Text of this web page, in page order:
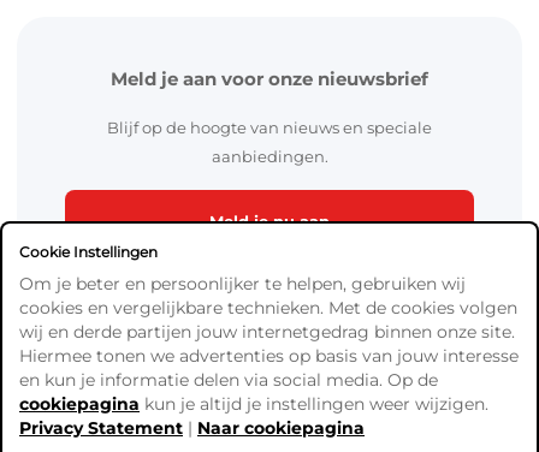
Meld je aan voor onze nieuwsbrief
Blijf op de hoogte van nieuws en speciale
aanbiedingen.
Meld je nu aan
Algemene Voorwaarden
Verzend- en betaalinformatie
Cookie Instellingen
Om je beter en persoonlijker te helpen, gebruiken wij
cookies en vergelijkbare technieken. Met de cookies volgen
wij en derde partijen jouw internetgedrag binnen onze site.
Hiermee tonen we advertenties op basis van jouw interesse
en kun je informatie delen via social media. Op de
cookiepagina kun je altijd je instellingen weer wijzigen.
Privacy Statement | Naar cookiepagina